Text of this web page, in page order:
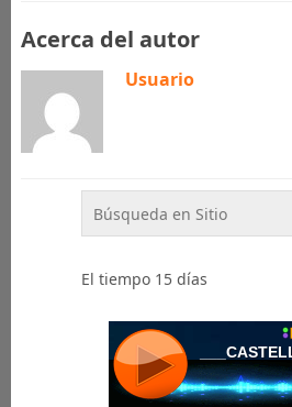
Acerca del autor
Usuario
El tiempo 15 días